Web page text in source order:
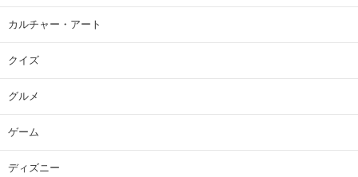
カルチャー・アート
クイズ
グルメ
ゲーム
ディズニー